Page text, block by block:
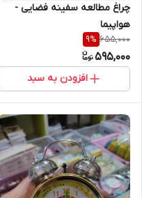
چراغ مطالعه سفینه فضایی -
هواپیما
655,000
9%
595,000
افزودن به سبد